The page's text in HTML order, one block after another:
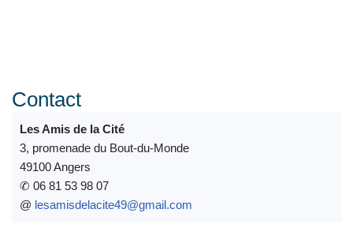
Contact
Les Amis de la Cité
3, promenade du Bout-du-Monde
49100 Angers
✆ 06 81 53 98 07
@ lesamisdelacite49@gmail.com